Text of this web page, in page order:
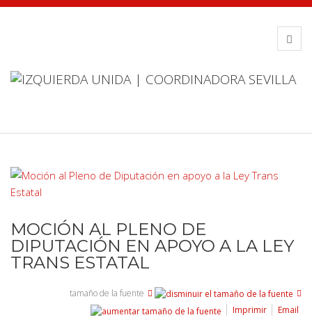
MOCIÓN AL PLENO DE
DIPUTACIÓN EN APOYO A LA LEY
TRANS ESTATAL
tamaño de la fuente
Imprimir
Email